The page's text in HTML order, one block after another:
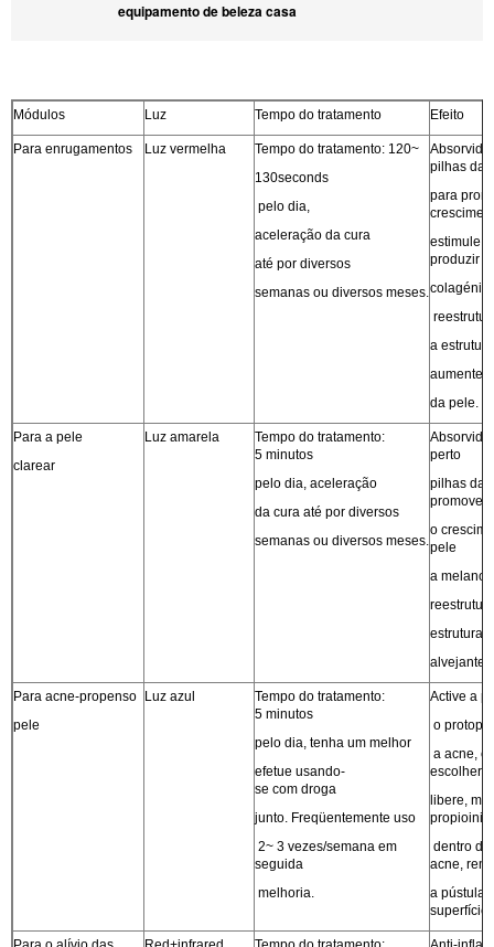
equipamento de beleza casa
Módulos Luz Tempo do tratamento Efeito
Para enrugamentos Luz vermelha
Tempo do tratamento: 120~
130seconds
pelo dia,
aceleração da cura
até por diversos
semanas ou diversos meses.
Absorvido
pilhas da
para
estimule
produzir
a
aumente
da pele.
Para a pele
clarear
Luz amarela
Tempo do tratamento:
5 minutos
pelo dia, aceleração
da cura até por diversos
semanas ou diversos meses.
Absorvido
perto
pilhas da
promover
o
pele
a
estrutura,
alvejante
Para acne-propenso
pele
Luz azul
Tempo do tratamento:
5 minutos
pelo dia, tenha um melhor
efetue usando-
se com droga
junto. Freqüentemente uso
2~ 3 vezes/semana em
seguida
melhoria.
Active a
o
a acne,
escolher
libere,
dentro da
acne,
a pústula,
superfície